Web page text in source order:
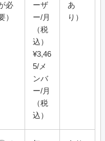
必
）
ーザ
ー/月
（税
込）
¥3,46
5/メ
ンバ
ー/月
（税
込）
あ
り）